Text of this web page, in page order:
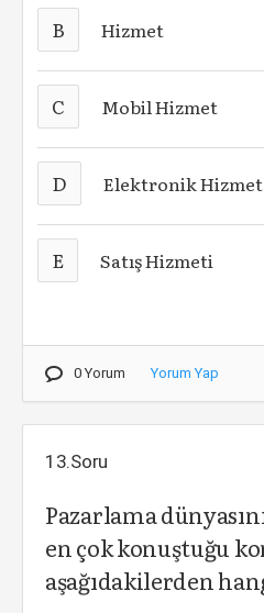
B Hizmet
C Mobil Hizmet
D Elektronik Hizmet
E Satış Hizmeti
0 Yorum Yorum Yap
13.Soru
Pazarlama
en çok konuştuğu
aşağıdakilerden